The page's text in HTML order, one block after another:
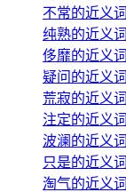
不常的近义词
纯熟的近义词
侈靡的近义词
疑问的近义词
荒寂的近义词
注定的近义词
波澜的近义词
只是的近义词
淘气的近义词